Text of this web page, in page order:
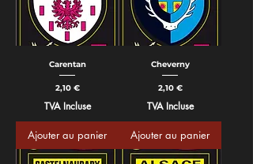
Carentan
Prix
2,10 €
TVA Incluse
Ajouter au panier
Cheverny
Prix
2,10 €
TVA Incluse
Ajouter au panier